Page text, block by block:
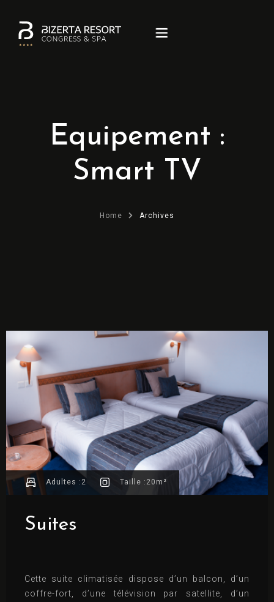
SUITES & CHAMBRES
RESTAURANTS & BARS
CARAÏBES SPA
Equipement :
Smart TV
Home Archives
Suites
Cette suite climatisée dispose d’un balcon, d’un
coffre-fort, d’une télévision par satellite, d’un
Adultes :2 Taille : 20m²